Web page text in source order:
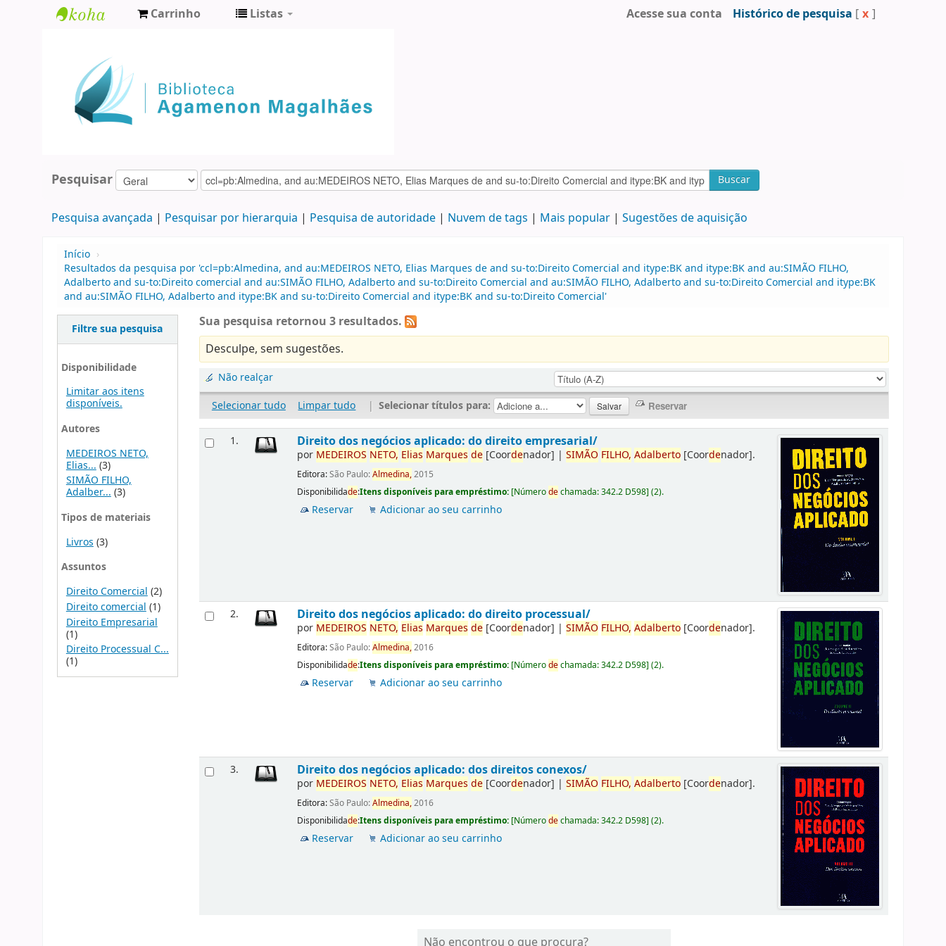
Agamenon
Magalhães
Carrinho Listas Acesse sua conta Histórico de pesquisa [ x ]
Pesquisar Buscar
Pesquisa avançada Pesquisar por hierarquia Pesquisa de autoridade Nuvem de tags Mais popular Sugestões de aquisição
Início ›
Resultados da pesquisa por 'ccl=pb:Almedina, and au:MEDEIROS NETO, Elias Marques de and su-to:Direito Comercial and itype:BK and itype:BK and au:SIMÃO FILHO,
Adalberto and su-to:Direito comercial and au:SIMÃO FILHO, Adalberto and su-to:Direito Comercial and au:SIMÃO FILHO, Adalberto and su-to:Direito Comercial and itype:BK
and au:SIMÃO FILHO, Adalberto and itype:BK and su-to:Direito Comercial and itype:BK and su-to:Direito Comercial'
Filtre sua pesquisa
Disponibilidade
Limitar aos itens
disponíveis.
Autores
MEDEIROS NETO,
Elias... (3)
SIMÃO FILHO,
Adalber...(3)
Tipos de materiais
Livros (3)
Assuntos
Direito Comercial (2)
Direito comercial (1)
Direito Empresarial
(1)
Direito Processual C...
(1)
Sua pesquisa retornou 3 resultados.
Desculpe, sem sugestões.
Não realçar
Selecionar tudo
Limpar tudo | Selecionar títulos para:
1. Direito dos negócios aplicado: do direito empresarial/
por MEDEIROS NETO, Elias Marques de [Coordenador] |SIMÃO FILHO, Adalberto [Coordenador].
Editora:São Paulo:Almedina,2015
Disponibilidade:Itens disponíveis para empréstimo: [Númerodechamada:342.2 D598](2).
Reservar Adicionar ao seu carrinho
2. Direito dos negócios aplicado: do direito processual/
por MEDEIROS NETO, Elias Marques de [Coordenador] |SIMÃO FILHO, Adalberto [Coordenador].
Editora:São Paulo:Almedina,2016
Disponibilidade:Itens disponíveis para empréstimo: [Númerodechamada:342.2 D598](2).
Reservar Adicionar ao seu carrinho
3. Direito dos negócios aplicado: dos direitos conexos/
por MEDEIROS NETO, Elias Marques de [Coordenador] |SIMÃO FILHO, Adalberto [Coordenador].
Editora:São Paulo:Almedina,2016
Disponibilidade:Itens disponíveis para empréstimo: [Númerodechamada:342.2 D598](2).
Reservar Adicionar ao seu carrinho